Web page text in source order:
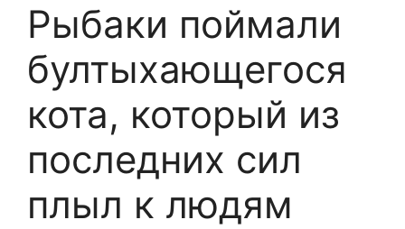
Рыбаки поймали
бултыхающегося
кота, который из
последних сил
плыл к людям